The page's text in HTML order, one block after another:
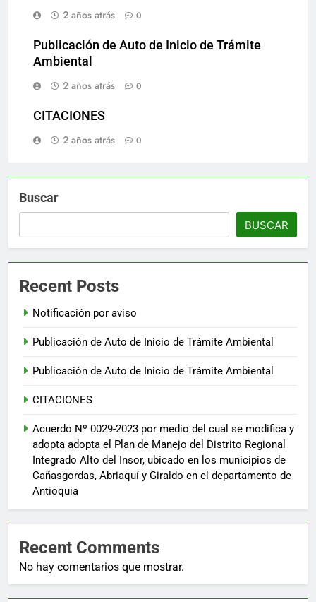
2 años atrás 0
Publicación de Auto de Inicio de Trámite
Ambiental
2 años atrás
0
CITACIONES
2 años atrás
0
Buscar
BUSCAR
Recent Posts
Notificación por aviso
Publicación de Auto de Inicio de Trámite Ambiental
Publicación de Auto de Inicio de Trámite Ambiental
CITACIONES
Acuerdo Nº 0029-2023 por medio del cual se modifica y
adopta adopta el Plan de Manejo del Distrito Regional
Integrado Alto del Insor, ubicado en los municipios de
Cañasgordas, Abriaquí y Giraldo en el departamento de
Antioquia
Recent Comments
No hay comentarios que mostrar.